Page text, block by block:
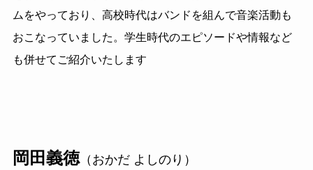
ムをやっており、高校時代はバンドを組んで音楽活動も
おこなっていました。学生時代のエピソードや情報など
も併せてご紹介いたします
岡田義徳（おかだ よしのり）